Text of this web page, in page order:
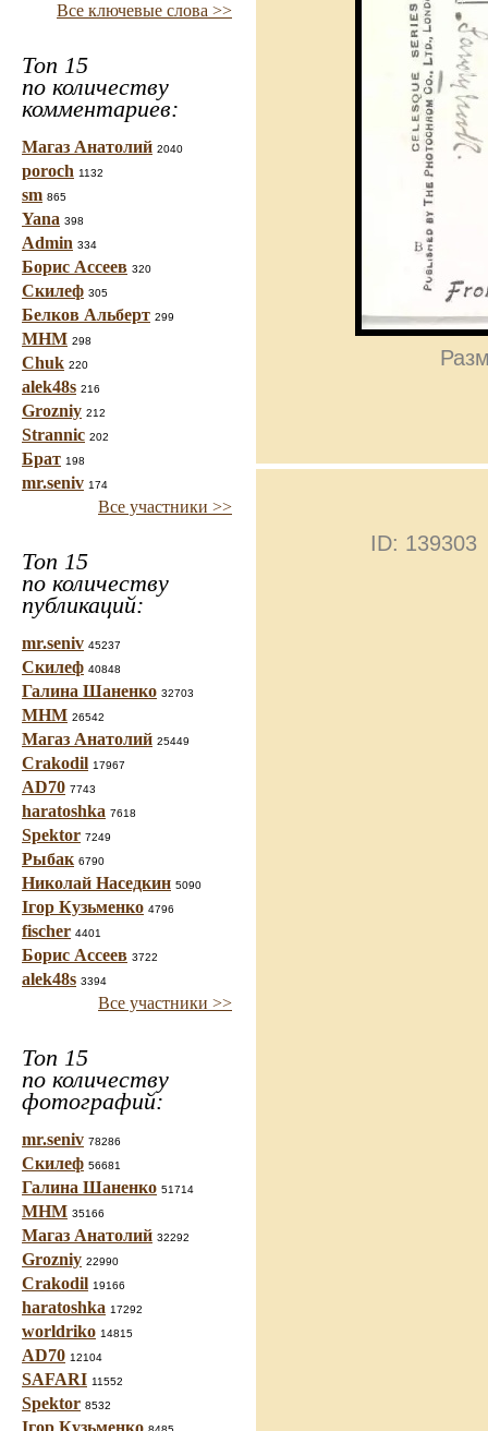
Все ключевые слова >>
Топ 15
по количеству
комментариев:
Магаз Анатолий 2040
poroch 1132
sm 865
Yana 398
Admin 334
Борис Ассеев 320
Скилеф 305
Белков Альберт 299
МНМ 298
Chuk 220
alek48s 216
Grozniy 212
Strannic 202
Брат 198
mr.seniv 174
Все участники >>
Топ 15
по количеству
публикаций:
mr.seniv 45237
Скилеф 40848
Галина Шаненко 32703
МНМ 26542
Магаз Анатолий 25449
Crakodil 17967
AD70 7743
haratoshka 7618
Spektor 7249
Рыбак 6790
Николай Наседкин 5090
Ігор Кузьменко 4796
fischer 4401
Борис Ассеев 3722
alek48s 3394
Все участники >>
Топ 15
по количеству
фотографий:
mr.seniv 78286
Скилеф 56681
Галина Шаненко 51714
МНМ 35166
Магаз Анатолий 32292
Grozniy 22990
Crakodil 19166
haratoshka 17292
worldriko 14815
AD70 12104
SAFARI 11552
Spektor 8532
Ігор Кузьменко
ID: